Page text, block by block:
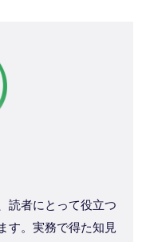
読者にとって役立つ
す。実務で得た知見